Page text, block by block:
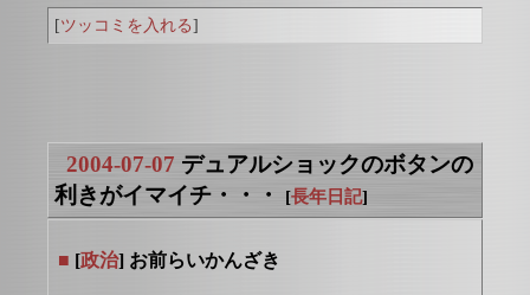
[ツッコミを入れる]
2004-07-07 デュアルショックのボタンの
利きがイマイチ・・・
[長年日記]
■ [政治] お前らいかんざき